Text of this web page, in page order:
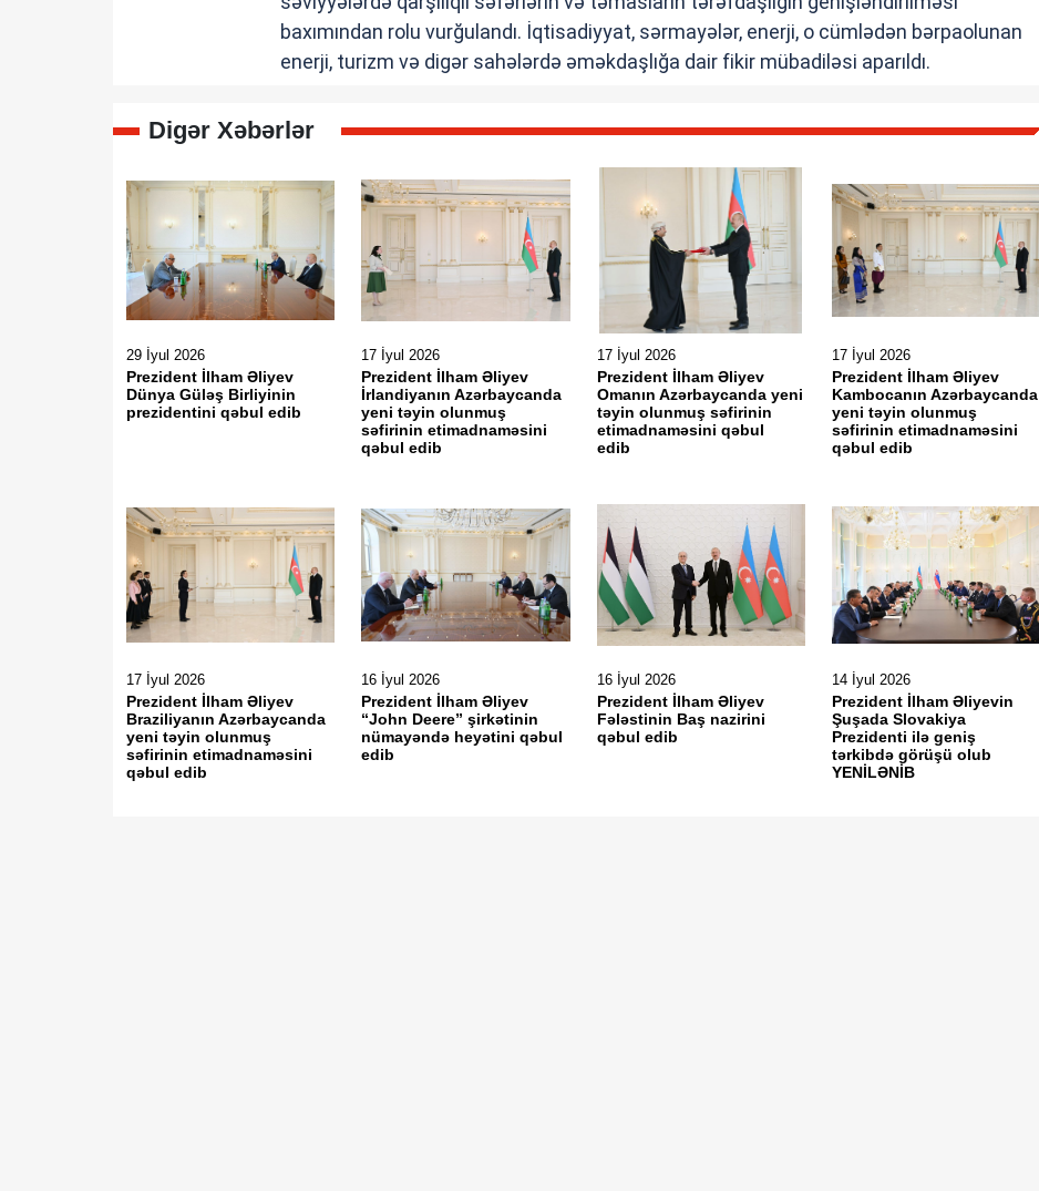
baxımından rolu vurğulandı. İqtisadiyyat, sərmayələr, enerji, o cümlədən bərpaolunan
enerji, turizm və digər sahələrdə əməkdaşlığa dair fikir mübadiləsi aparıldı.
Digər Xəbərlər
29 İyul 2026
Prezident İlham Əliyev
Dünya Güləş Birliyinin
prezidentini qəbul edib
17 İyul 2026
Prezident İlham Əliyev
İrlandiyanın Azərbaycanda
yeni təyin olunmuş
səfirinin etimadnaməsini
qəbul edib
17 İyul 2026
Prezident İlham Əliyev
Omanın Azərbaycanda yeni
təyin olunmuş səfirinin
etimadnaməsini qəbul
edib
17 İyul 2026
Prezident İlham Əliyev
Kambocanın Azərbaycanda
yeni təyin olunmuş
səfirinin etimadnaməsini
qəbul edib
17 İyul 2026
Prezident İlham Əliyev
Braziliyanın Azərbaycanda
yeni təyin olunmuş
səfirinin etimadnaməsini
qəbul edib
16 İyul 2026
Prezident İlham Əliyev
“John Deere” şirkətinin
nümayəndə heyətini qəbul
edib
16 İyul 2026
Prezident İlham Əliyev
Fələstinin Baş nazirini
qəbul edib
14 İyul 2026
Prezident İlham Əliyevin
Şuşada Slovakiya
Prezidenti ilə geniş
tərkibdə görüşü olub
YENİLƏNİB